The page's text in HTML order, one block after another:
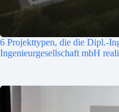
6 Projekttypen, die die Dipl.-
Ingenieurgesellschaft mbH